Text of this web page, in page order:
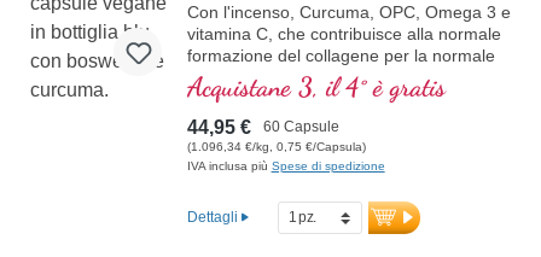
Con l'incenso, Curcuma, OPC, Omega 3 e
vitamina C, che contribuisce alla normale
formazione del collagene per la normale
funzione della cartilaginea. Per la cura
specifica delle strutture articolari
cartilaginea.
Acquistane 3, il 4° è gratis
44,95 € 60 Capsule
(1.096,34 €/kg, 0,75 €/Capsula)
IVA inclusa più Spese di spedizione
Dettagli